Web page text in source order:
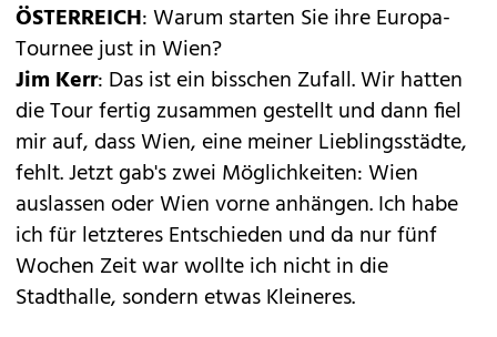
ÖSTERREICH: Warum starten Sie ihre Europa-
Tournee just in Wien?
Jim Kerr: Das ist ein bisschen Zufall. Wir hatten
die Tour fertig zusammen gestellt und dann fiel
mir auf, dass Wien, eine meiner Lieblingsstädte,
fehlt. Jetzt gab's zwei Möglichkeiten: Wien
auslassen oder Wien vorne anhängen. Ich habe
ich für letzteres Entschieden und da nur fünf
Wochen Zeit war wollte ich nicht in die
Stadthalle, sondern etwas Kleineres.